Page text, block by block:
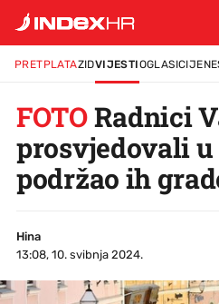
PRETPLATAZIDVIJESTIOGLASICIJENE
FOTORadnici
prosvjedovali
podržao ih
Hina
13:08, 10. svibnja 2024.